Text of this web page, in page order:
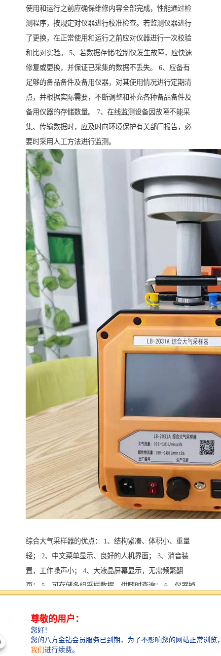
使用和运行之前应确保维修内容全部完成，性能通过检
测程序，按规定对仪器进行校准检查。若监测仪器进行
了更换，在正常使用和运行之前应对仪器进行一次校验
和比对实验。 5、若数据存储/控制仪发生故障，应快速
修复或更换，并保证已采集的数据不丢失。 6、应备有
足够的备品备件及备用仪器，对其使用情况进行定期清
点，并根据实际需要，不断调整和补充各种备品备件及
备用仪器的存储数量。 7、在线监测设备因故障不能采
集、传输数据时，应及时向环境保护有关部门报告，必
要时采用人工方法进行监测。
综合大气采样器的优点： 1、结构紧凑、体积小、重量
轻； 2、中文菜单显示、良好的人机界面； 3、消音装
置，工作噪声小； 4、大液晶屏幕显示，无需频繁翻
页； 5、可存储多组采样数据，供随时查询； 6、仪器掉
样、等到间隔多次采样； 8、无刷电机及气体采样泵，
故障率低； 9、粉尘采样流量自动控制，自动计算采样
体积； 10、数据查询可按文件号及采样日期两种方式进